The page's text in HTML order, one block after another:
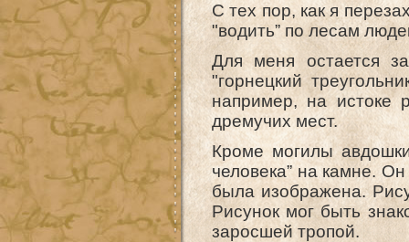
С тех пор, как я
"водить” по лесам
Для меня остается
"горнецкий
например, на истоке
дремучих мест.
Кроме могилы
человека” на камне.
была изображена.
Рисунок мог быть
заросшей тропой.